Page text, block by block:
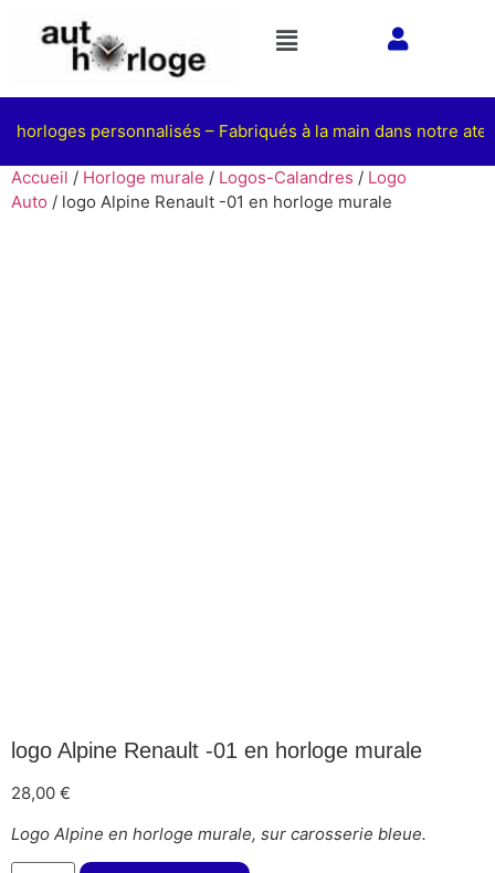
personnalisés – Fabriqués à la main dans notre
Accueil / Horloge murale / Logos-Calandres / Logo
Auto / logo Alpine Renault -01 en horloge murale
logo Alpine Renault -01 en horloge murale
28,00 €
Logo Alpine en horloge murale, sur carosserie bleue.